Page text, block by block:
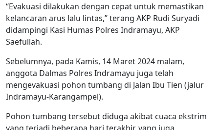
“Evakuasi dilakukan dengan cepat untuk memastikan
kelancaran arus lalu lintas,” terang AKP Rudi Suryadi
didampingi Kasi Humas Polres Indramayu, AKP
Saefullah.
Sebelumnya, pada Kamis, 14 Maret 2024 malam,
anggota Dalmas Polres Indramayu juga telah
mengevakuasi pohon tumbang di Jalan Ibu Tien (jalur
Indramayu-Karangampel).
Pohon tumbang tersebut diduga akibat cuaca ekstrim